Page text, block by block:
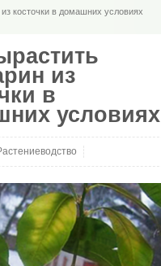
косточки в домашних условиях
из
в
условиях